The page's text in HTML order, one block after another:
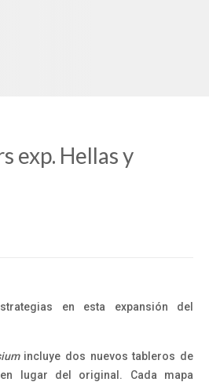
exp. Hellas y
en esta expansión del
incluye dos nuevos tableros de
lugar del original. Cada mapa